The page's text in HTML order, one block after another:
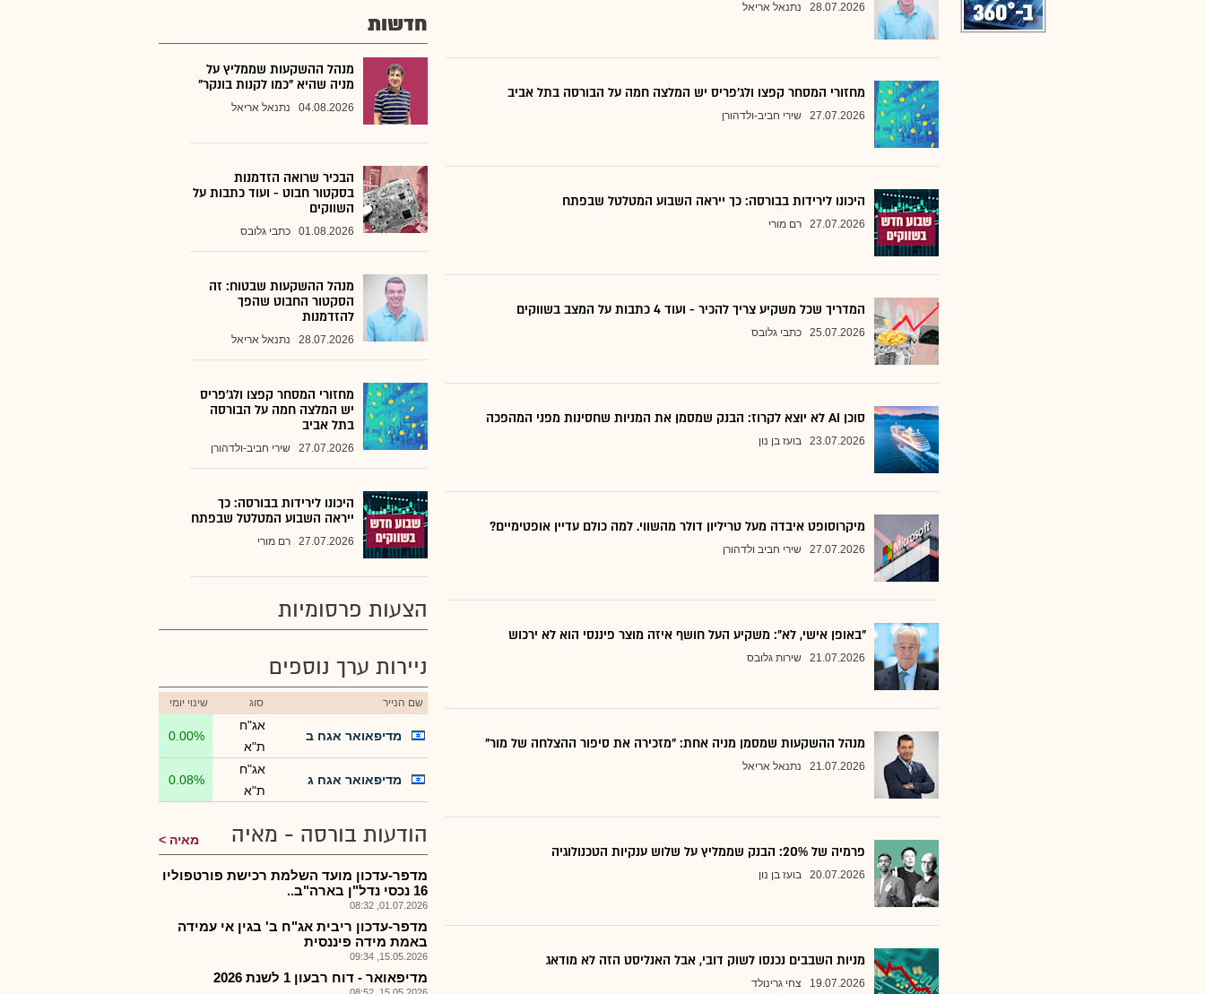
28.07.2026 נתנאל אריאל
מחזורי המסחר קפצו ולג'פריס יש המלצה חמה על הבורסה בתל אביב
27.07.2026 שירי חביב-ולדהורן
היכונו לירידות בבורסה: כך ייראה השבוע המטלטל שבפתח
27.07.2026 רם מורי
המדריך שכל משקיע צריך להכיר - ועוד 4 כתבות על המצב בשווקים
25.07.2026 כתבי גלובס
סוכן AI לא יוצא לקרוז: הבנק שמסמן את המניות שחסינות מפני המהפכה
23.07.2026 בועז בן נון
מיקרוסופט איבדה מעל טריליון דולר מהשווי. למה כולם עדיין אופטימיים?
27.07.2026 שירי חביב ולדהורן
"באופן אישי, לא": משקיע העל חושף איזה מוצר פיננסי הוא לא ירכוש
21.07.2026 שירות גלובס
מנהל ההשקעות שמסמן מניה אחת: "מזכירה את סיפור ההצלחה של מור"
21.07.2026 נתנאל אריאל
פרמיה של 20%: הבנק שממליץ על שלוש ענקיות הטכנולוגיה
20.07.2026 בועז בן נון
מניות השבבים נכנסו לשוק דובי, אבל האנליסט הזה לא מודאג
19.07.2026 צחי גרינולד
חדשות
מנהל ההשקעות שממליץ על
מניה שהיא "כמו לקנות בונקר"
04.08.2026 נתנאל אריאל
הבכיר שרואה הזדמנות
בסקטור חבוט - ועוד כתבות על
השווקים
01.08.2026 כתבי גלובס
מנהל ההשקעות שבטוח: זה
הסקטור החבוט שהפך
להזדמנות
28.07.2026 נתנאל אריאל
מחזורי המסחר קפצו ולג'פריס
יש המלצה חמה על הבורסה
בתל אביב
27.07.2026 שירי חביב-ולדהורן
היכונו לירידות בבורסה: כך
ייראה השבוע המטלטל שבפתח
27.07.2026 רם מורי
הצעות פרסומיות
ניירות ערך נוספים
שם הנייר סוג שינוי יומי
מדיפאואר אגח ב
אג"ח
ת"א
0.00%
מדיפאואר אגח ג
אג"ח
ת"א
0.08%
הודעות בורסה - מאיה מאיה
מדפר-עדכון מועד השלמת רכישת פורטפוליו
16 נכסי נדל"ן בארה"ב..
01.07.2026, 08:32
מדפר-עדכון ריבית אג"ח ב' בגין אי עמידה
באמת מידה פיננסית
15.05.2026, 09:34
מדיפאואר - דוח רבעון 1 לשנת 2026